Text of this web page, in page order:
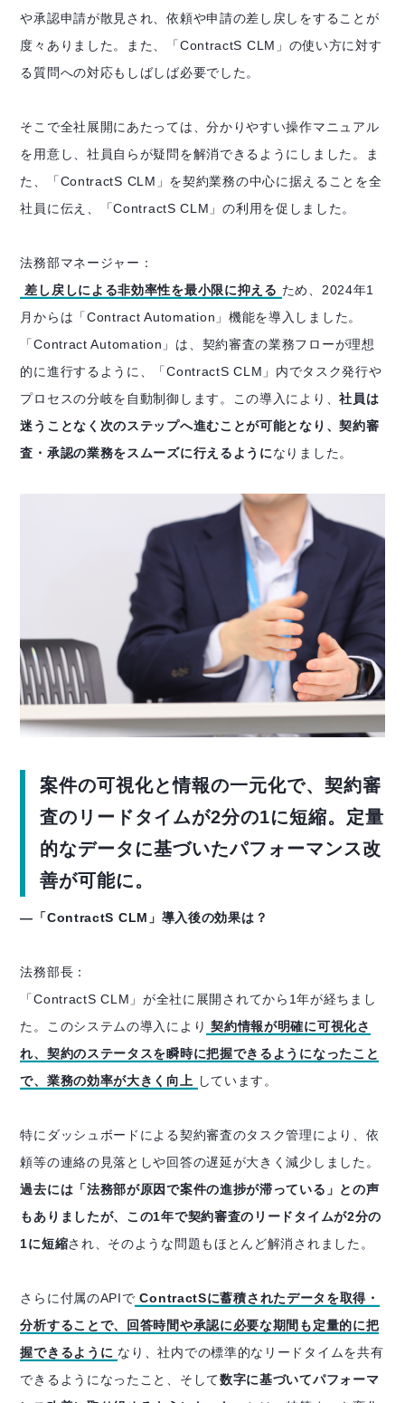
や承認申請が散見され、依頼や申請の差し戻しをすることが
度々ありました。また、「ContractS CLM」の使い方に対す
る質問への対応もしばしば必要でした。
そこで全社展開にあたっては、分かりやすい操作マニュアル
を用意し、社員自らが疑問を解消できるようにしました。ま
た、「ContractS CLM」を契約業務の中心に据えることを全
社員に伝え、「ContractS CLM」の利用を促しました。
法務部マネージャー：
差し戻しによる非効率性を最小限に抑える ため、2024年1
月からは「Contract Automation」機能を導入しました。
「Contract Automation」は、契約審査の業務フローが理想
的に進行するように、「ContractS CLM」内でタスク発行や
プロセスの分岐を自動制御します。この導入により、社員は
迷うことなく次のステップへ進むことが可能となり、契約審
査・承認の業務をスムーズに行えるようになりました。
案件の可視化と情報の一元化で、契約審
査のリードタイムが2分の1に短縮。定量
的なデータに基づいたパフォーマンス改
善が可能に。
―「ContractS CLM」導入後の効果は？
法務部長：
「ContractS CLM」が全社に展開されてから1年が経ちまし
た。このシステムの導入により 契約情報が明確に可視化さ
れ、契約のステータスを瞬時に把握できるようになったこと
で、業務の効率が大きく向上
しています。
特にダッシュボードによる契約審査のタスク管理により、依
頼等の連絡の見落としや回答の遅延が大きく減少しました。
過去には「法務部が原因で案件の進捗が滞っている」との声
もありましたが、この1年で契約審査のリードタイムが2分の
1に短縮され、そのような問題もほとんど解消されました。
さらに付属のAPIで ContractSに蓄積されたデータを取得・
分析することで、回答時間や承認に必要な期間も定量的に把
握できるように なり、社内での標準的なリードタイムを共有
できるようになったこと、そして数字に基づいてパフォーマ